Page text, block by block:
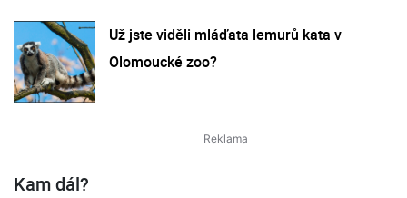
Už jste viděli mláďata lemurů kata v
Olomoucké zoo?
Kam dál?